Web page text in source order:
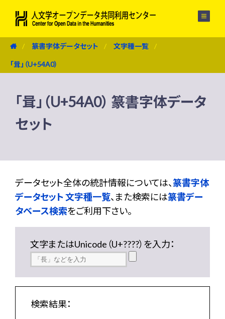
篆書字体データセット 文字種一覧
「咠」（U+54A0）
「咠」（U+54A0） 篆書字体データ
セット
データセット全体の統計情報については、篆書字体
データセット 文字種一覧、また検索には篆書デー
タベース検索をご利用下さい。
文字またはUnicode（U+????）を入力：
検索結果：